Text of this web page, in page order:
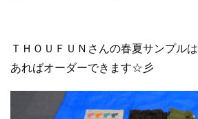
ＴＨＯＵＦＵＮさんの春夏サンプル
あればオーダーできます☆彡